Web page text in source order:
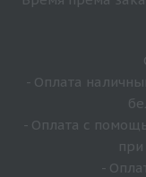
- Оплата
- Оплата с
-